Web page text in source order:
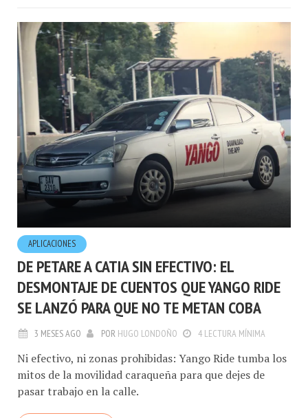
APLICACIONES
DE PETARE A CATIA SIN EFECTIVO: EL
DESMONTAJE DE CUENTOS QUE YANGO RIDE
SE LANZÓ PARA QUE NO TE METAN COBA
3 MESES AGO POR HUGO LONDOÑO 4 LECTURA MÍNIMA
Ni efectivo, ni zonas prohibidas: Yango Ride tumba los
mitos de la movilidad caraqueña para que dejes de
pasar trabajo en la calle.